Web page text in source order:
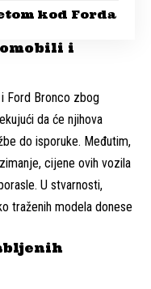
kod Forda
i
Ford Bronco zbog
da će njihova
do isporuke. Međutim,
cijene ovih vozila
U stvarnosti,
traženih modela donese